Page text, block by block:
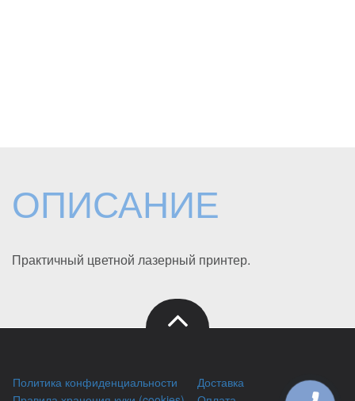
ОПИСАНИЕ
Практичный цветной лазерный принтер.
Политика конфиденциальности
Доставка